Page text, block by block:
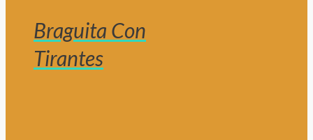
Braguita Con
Tirantes